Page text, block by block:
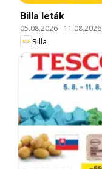
Billa leták
05.08.2026- 11.08.2026
Billa